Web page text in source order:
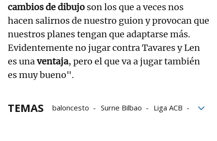
cambios de dibujo son los que a veces nos
hacen salirnos de nuestro guion y provocan que
nuestros planes tengan que adaptarse más.
Evidentemente no jugar contra Tavares y Len
es unaventaja, pero el que va a jugar también
es muy bueno".
TEMAS baloncesto Surne Bilbao
Liga ACB